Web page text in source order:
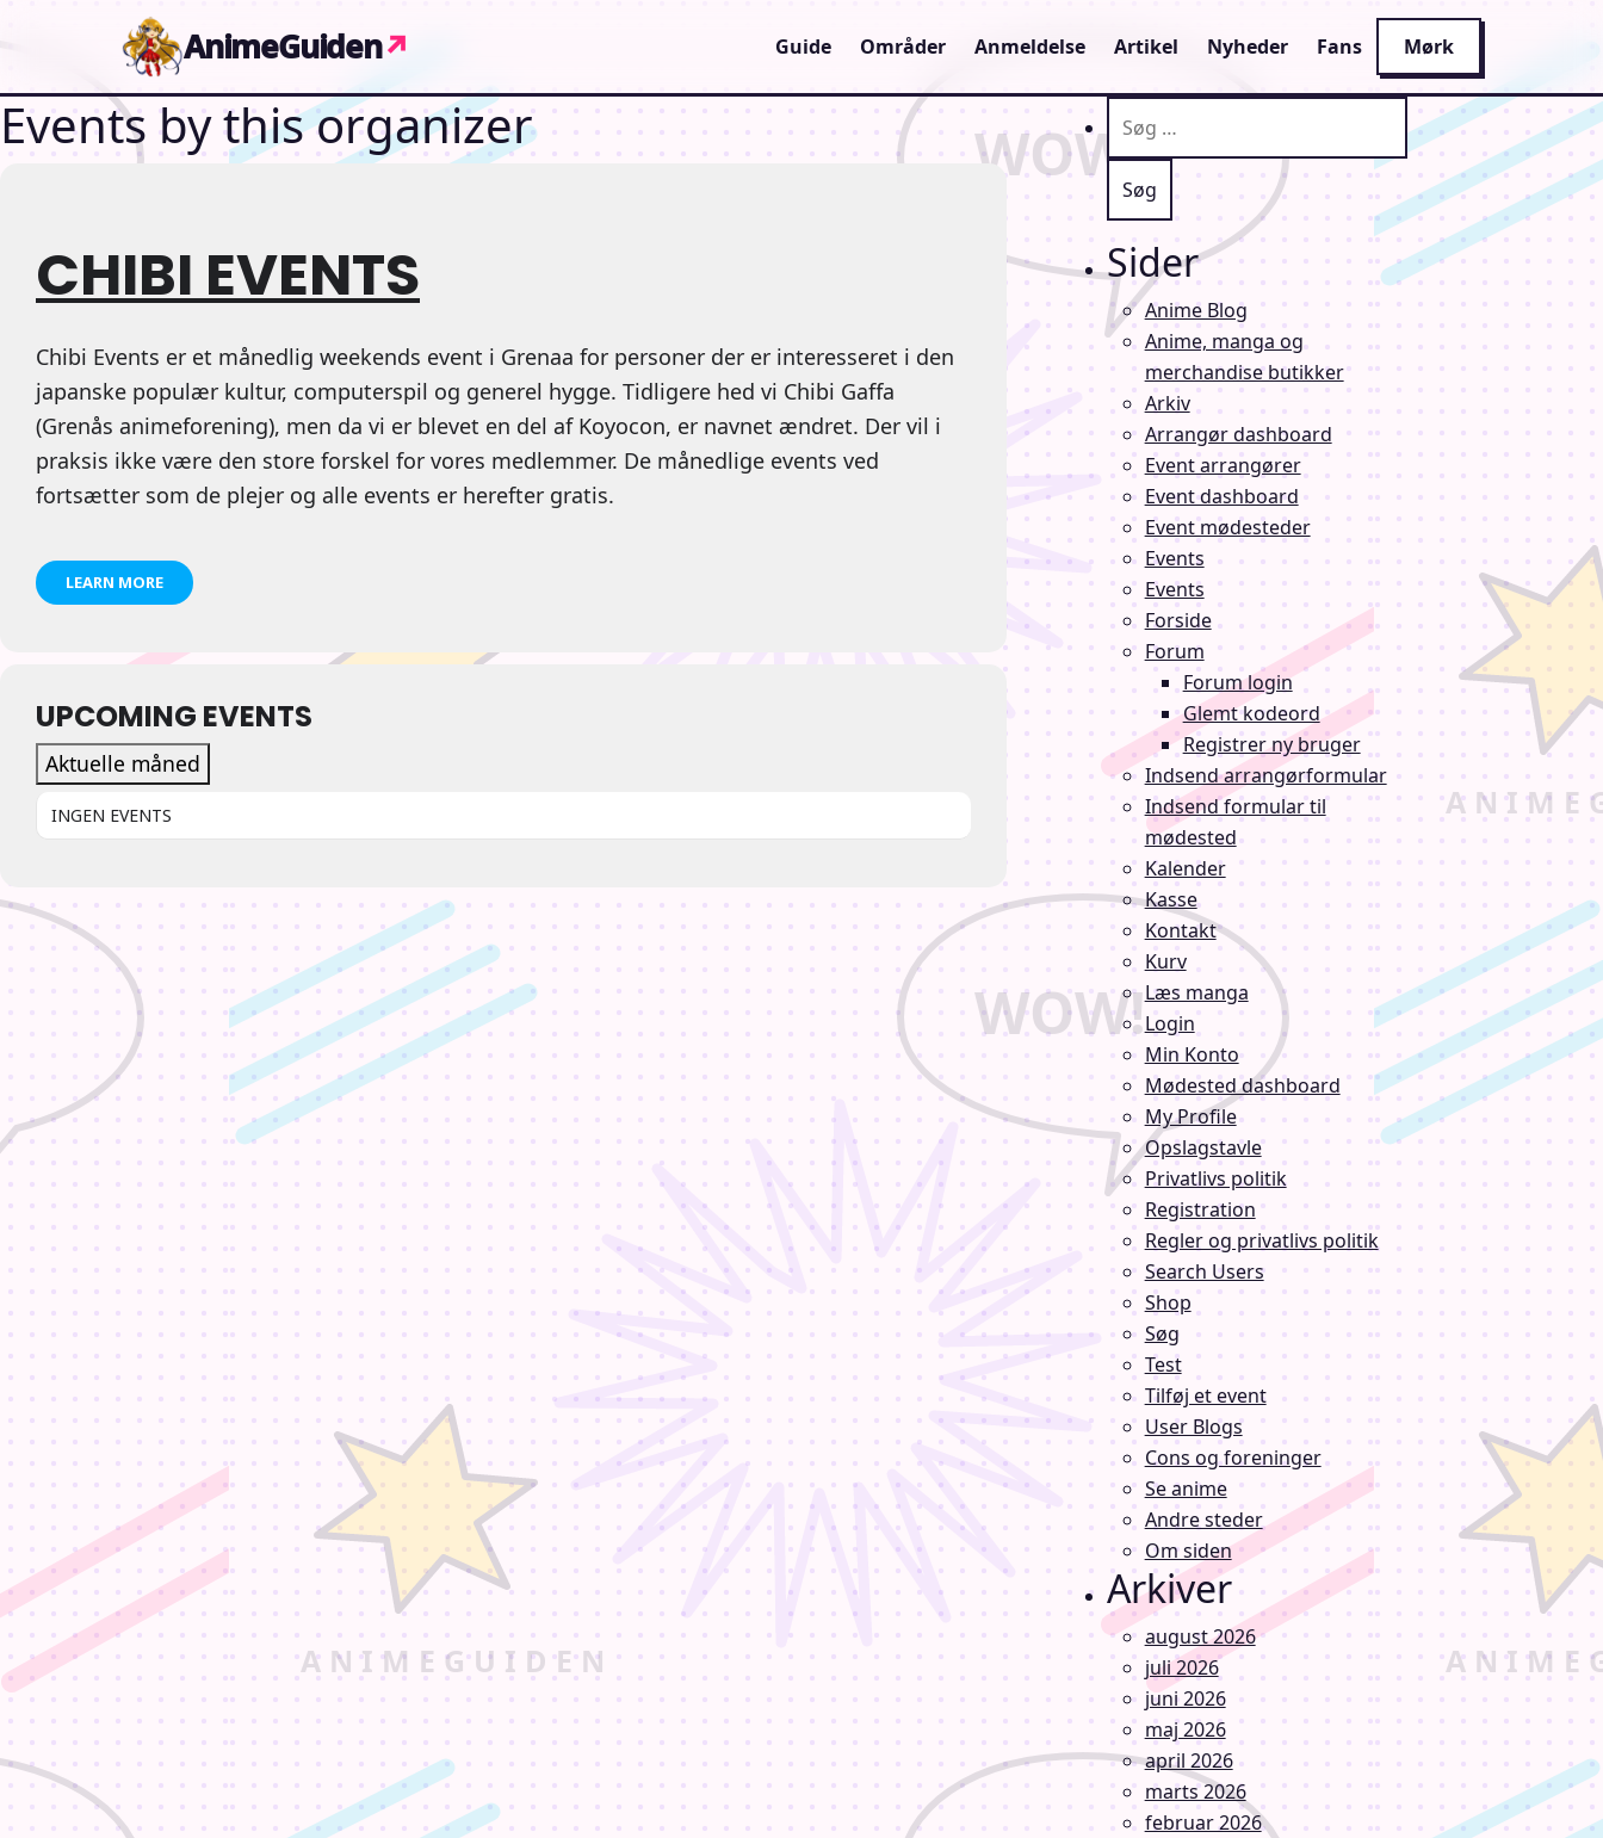
AnimeGuiden↗ Guide Områder Anmeldelse Artikel Nyheder Fans Mørk
Events by this organizer
CHIBI EVENTS
Chibi Events er et månedlig weekends event i Grenaa for personer der er interesseret i den
japanske populær kultur, computerspil og generel hygge. Tidligere hed vi Chibi Gaffa
(Grenås animeforening), men da vi er blevet en del af Koyocon, er navnet ændret. Der vil i
praksis ikke være den store forskel for vores medlemmer. De månedlige events ved
fortsætter som de plejer og alle events er herefter gratis.
LEARN MORE
UPCOMING EVENTS
Aktuelle måned
INGEN EVENTS
Sider
Anime Blog
Anime, manga og
merchandise butikker
Arkiv
Arrangør dashboard
Event arrangører
Event dashboard
Event mødesteder
Events
Events
Forside
Forum
Forum login
Glemt kodeord
Registrer ny bruger
Indsend arrangørformular
Indsend formular til
mødested
Kalender
Kasse
Kontakt
Kurv
Læs manga
Login
Min Konto
Mødested dashboard
My Profile
Opslagstavle
Privatlivs politik
Registration
Regler og privatlivs politik
Search Users
Shop
Søg
Test
Tilføj et event
User Blogs
Cons og foreninger
Se anime
Andre steder
Om siden
Arkiver
august 2026
juli 2026
juni 2026
maj 2026
april 2026
marts 2026
februar 2026